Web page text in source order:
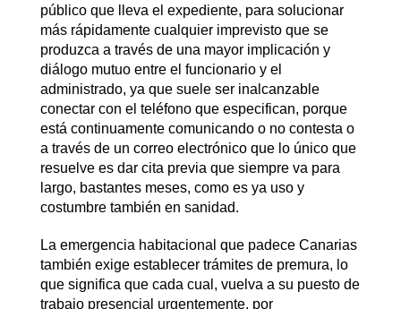
público que lleva el expediente, para solucionar
más rápidamente cualquier imprevisto que se
produzca a través de una mayor implicación y
diálogo mutuo entre el funcionario y el
administrado, ya que suele ser inalcanzable
conectar con el teléfono que especifican, porque
está continuamente comunicando o no contesta o
a través de un correo electrónico que lo único que
resuelve es dar cita previa que siempre va para
largo, bastantes meses, como es ya uso y
costumbre también en sanidad.
La emergencia habitacional que padece Canarias
también exige establecer trámites de premura, lo
que significa que cada cual, vuelva a su puesto de
trabajo presencial urgentemente, por